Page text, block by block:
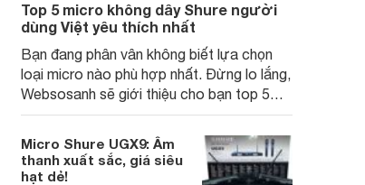
Top 5 micro không dây Shure người
dùng Việt yêu thích nhất
Bạn đang phân vân không biết lựa chọn
loại micro nào phù hợp nhất. Đừng lo lắng,
Websosanh sẽ giới thiệu cho bạn top 5
mẫu micro không dây Shure được ưa
Micro Shure UGX9: Âm
thanh xuất sắc, giá siêu
hạt dẻ!